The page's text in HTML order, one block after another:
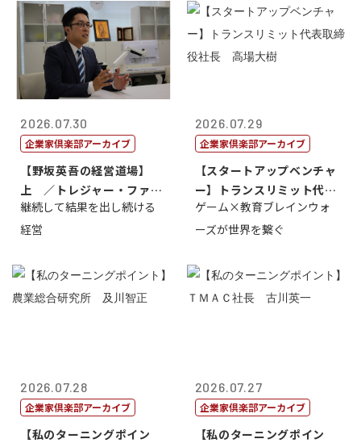
2026.07.30
企業家倶楽部アーカイブ
【野坂英吾の経営道場】
上 ／トレジャー・ファク
トリー社長野坂...
継続して結果を出し続ける
経営
2026.07.29
企業家倶楽部アーカイブ
【スタートアップベンチャ
ー】トランスリミット代表
取締役社長 ...
ゲーム×教育ブレインウォ
ーズが世界を繋ぐ
2026.07.28
企業家倶楽部アーカイブ
【私のターニングポイン
2026.07.27
企業家倶楽部アーカイブ
【私のターニングポイン